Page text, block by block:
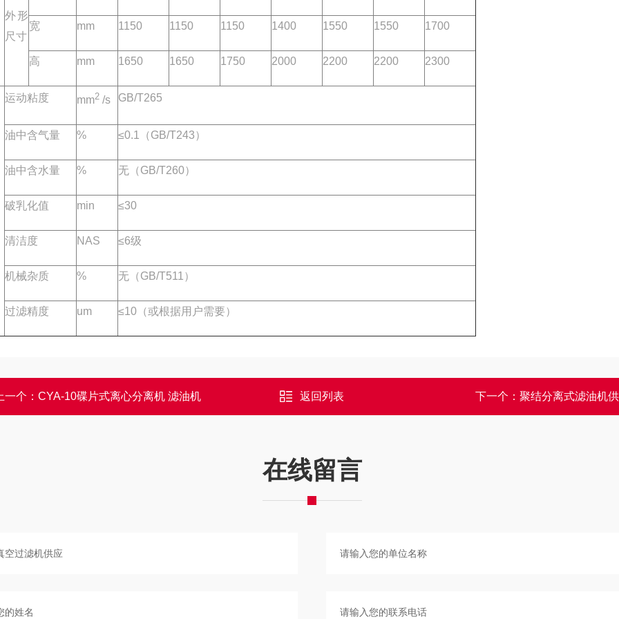
外形
尺寸
宽 mm 1150 1150 1150 1400 1550 1550 1700
高 mm 1650 1650 1750 2000 2200 2200 2300
运动粘度 mm2 /s GB/T265
油中含气量 % ≤0.1（GB/T243）
油中含水量 % 无（GB/T260）
破乳化值 min ≤30
清洁度 NAS ≤6级
机械杂质 % 无（GB/T511）
过滤精度 um ≤10（或根据用户需要）
上一个： CYA-10碟片式离心分离机 滤油机 返回列表 下一个： 聚结分离式滤油机
在线留言